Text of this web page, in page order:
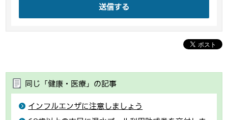
送信する
同じ「健康・医療」の記事
インフルエンザに注意しましょう